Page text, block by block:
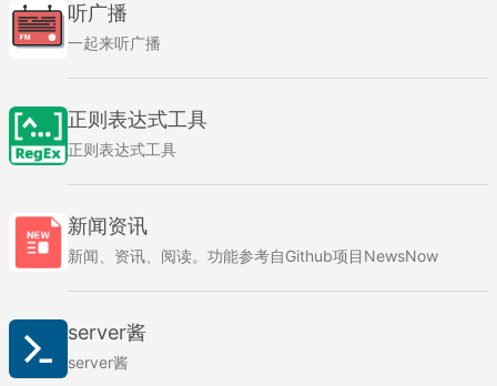
听广播
一起来听广播
正则表达式工具
正则表达式工具
新闻资讯
新闻、资讯、阅读。功能参考自Github项目NewsNow
server酱
server酱